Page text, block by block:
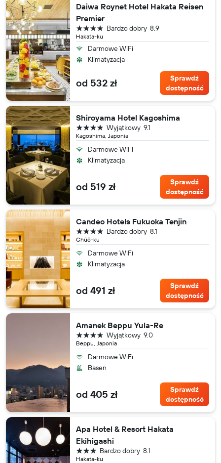
Daiwa Roynet Hotel Hakata Reisen
Premier
Hakata-ku
8.9
Bardzo dobry
4 gwiazdki
Darmowe WiFi
Klimatyzacja
od 532 zł
Sprawdź
dostępność
Shiroyama Hotel Kagoshima
Kagoshima, Japonia
9.1
Wyjątkowy
4 gwiazdki
Darmowe WiFi
Klimatyzacja
od 519 zł
Sprawdź
dostępność
Candeo Hotels Fukuoka Tenjin
Chūō-ku
8.1
Bardzo dobry
4 gwiazdki
Darmowe WiFi
Klimatyzacja
od 491 zł
Sprawdź
dostępność
Amanek Beppu Yula-Re
Beppu, Japonia
9.0
Wyjątkowy
4 gwiazdki
Darmowe WiFi
Basen
od 405 zł
Sprawdź
dostępność
Apa Hotel & Resort Hakata
Ekihigashi
Hakata-ku
8.1
Bardzo dobry
3 gwiazdki